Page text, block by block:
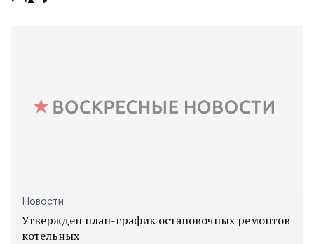
Новости
Утверждён план-график остановочных ремонтов
котельных